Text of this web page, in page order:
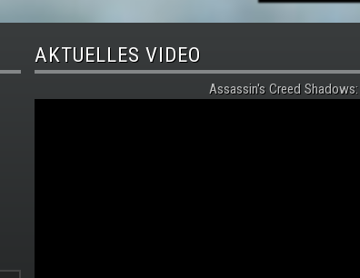
AKTUELLES VIDEO
Assassin's Creed Shadows: